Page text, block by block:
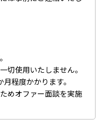
切使用いたしません。
程度かかります。
めオファー面談を実施